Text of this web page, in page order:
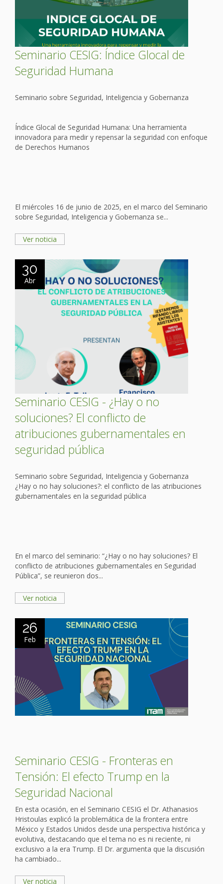
Seminario CESIG: Índice Glocal de
Seguridad Humana
Seminario sobre Seguridad, Inteligencia y Gobernanza
Índice Glocal de Seguridad Humana: Una herramienta
innovadora para medir y repensar la seguridad con enfoque
de Derechos Humanos
El miércoles 16 de junio de 2025, en el marco del Seminario
sobre Seguridad, Inteligencia y Gobernanza se...
Ver noticia
30
Abr
Seminario CESIG - ¿Hay o no
soluciones? El conflicto de
atribuciones gubernamentales en
seguridad pública
Seminario sobre Seguridad, Inteligencia y Gobernanza
¿Hay o no hay soluciones?: el conflicto de las atribuciones
gubernamentales en la seguridad pública
En el marco del seminario: “¿Hay o no hay soluciones? El
conflicto de atribuciones gubernamentales en Seguridad
Pública”, se reunieron dos...
Ver noticia
26
Feb
Seminario CESIG - Fronteras en
Tensión: El efecto Trump en la
Seguridad Nacional
En esta ocasión, en el Seminario CESIG el Dr. Athanasios
Hristoulas explicó la problemática de la frontera entre
México y Estados Unidos desde una perspectiva histórica y
evolutiva, destacando que el tema no es ni reciente, ni
exclusivo a la era Trump. El Dr. argumenta que la discusión
ha cambiado...
Ver noticia